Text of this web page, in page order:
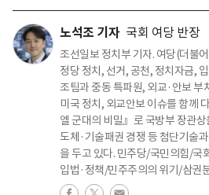
노석조 기자 국회 여당 반장
조선일보 정치부 기자. 여당(더불
정당 정치, 선거, 공천, 정치자금,
조팀과 중동 특파원, 외교·안보 부
미국 정치, 외교안보 이슈를 함께
엘 군대의 비밀』로 국방부 장관
도체·기술패권 경쟁 등 첨단기술
을 두고 있다. 민주당/국민의힘/
입법·정책/민주주의의 위기/삼권